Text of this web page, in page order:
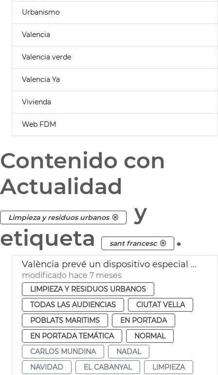
Urbanismo
Valencia
Valencia verde
Valencia Ya
Vivienda
Web FDM
Contenido con
Actualidad
Limpieza y residuos urbanos
y
etiqueta
sant francesc .
València prevé un dispositivo especial limpia en Navidad
modificado hace 7 meses
LIMPIEZA Y RESIDUOS URBANOS
TODAS LAS AUDIENCIAS
CIUTAT VELLA
POBLATS MARITIMS
EN PORTADA
EN PORTADA TEMÁTICA
NORMAL
CARLOS MUNDINA
NADAL
NAVIDAD
EL CABANYAL
LIMPIEZA